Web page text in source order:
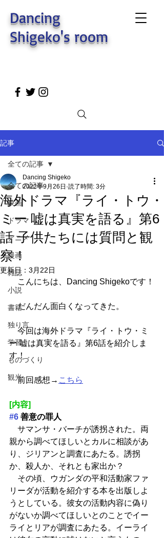
Dancing
Shigeko's room
記事
全ての記事
映画
ドラマ
アニメ
漫画
雑誌
小説
書籍
独り言
学習
ものづくり
観光
全ての記事
海外ドラマ『ライ・トウ・
ミー 嘘は真実を語る』第6
話 子供たちには質問と観
察！
Dancing Shigeko
2022年9月26日 読了時間: 3分
更新日： 3月22日
こんにちは、Dancing Shigekoです！
だんだん面白くなってきた。
今回は海外ドラマ『ライ・トウ・ミ
ー 嘘は真実を語る』第6話を紹介しま
す！
前回感想→ こちら
[内容]
#6 善意の罪人
サマンサ・バーチが誘拐された。両
親から調べてほしいとカルに相談があ
り、ジリアンと調査にあたる。誘拐
か、殺人か、それとも家出か？
その頃、ウガンダの平和活動家ファ
リーダが活動を紹介する本を出版しよ
うとしている。彼女の活動内容に偽り
がないか調べてほしいとのことでイー
ライとリアが調査にあたる。イーライ